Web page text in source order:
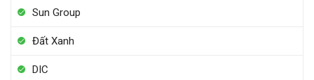
Sun Group
Đất Xanh
DIC